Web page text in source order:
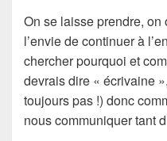
On se laisse prendre,
l’envie de continuer à
chercher pourquoi et
devrais dire « écrivaine
toujours pas !) donc
nous communiquer tant